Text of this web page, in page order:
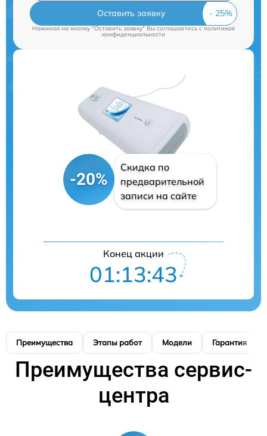
Оставить заявку
Нажимая на кнопку "Оставить заявку" Вы соглашаетесь cполитикой
конфиденциальности
-20%
Скидка по
предварительной
записи на сайте
Конец акции
01:13:42
Преимущества Этапы работ Модели Гарантия
Преимущества сервис-
центра